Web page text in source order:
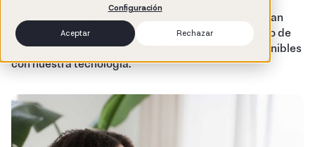
Configuración
Aceptar Rechazar
Explora cómo organizaciones de alto rendimiento han
logrado reducir la rotación, aumentar el rendimiento de
sus objetivos y construir hábitos de liderazgo sostenibles
con nuestra tecnología.